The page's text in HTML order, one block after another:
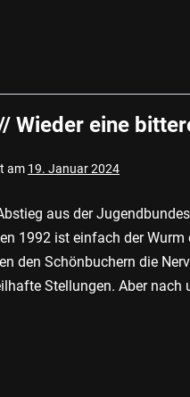
Wieder eine
am 19. Januar 2024
aus der
1992 ist einfach der
den Schönbuchern die
Stellungen. Aber